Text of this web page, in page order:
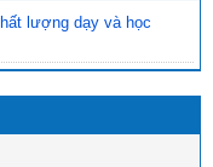
lượng dạy và học